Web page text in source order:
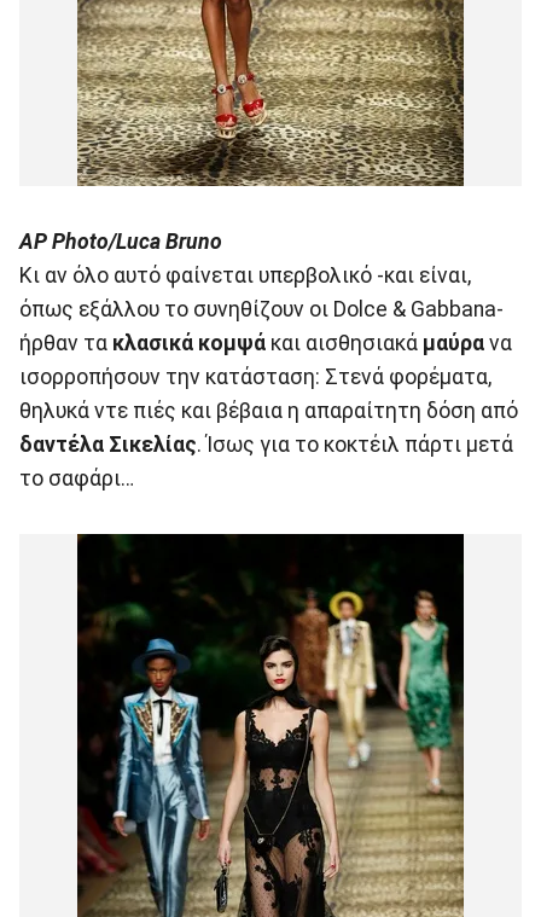
AP Photo/Luca Bruno
Κι αν όλο αυτό φαίνεται υπερβολικό -και είναι,
όπως εξάλλου το συνηθίζουν οι Dolce & Gabbana-
ήρθαν τα κλασικά κομψά και αισθησιακά μαύρα να
ισορροπήσουν την κατάσταση: Στενά φορέματα,
θηλυκά ντε πιές και βέβαια η απαραίτητη δόση από
δαντέλα Σικελίας. Ίσως για το κοκτέιλ πάρτι μετά
το σαφάρι…